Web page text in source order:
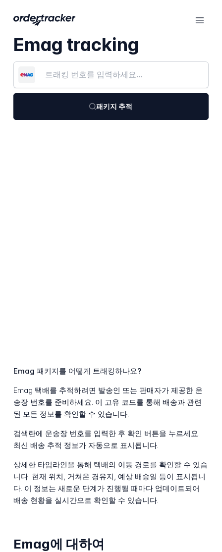
Emag tracking
패키지 추적
Emag 패키지를 어떻게 트래킹하나요?
Emag 택배를 추적하려면 발송인 또는 판매자가 제공한 운
송장 번호를 준비하세요. 이 고유 코드를 통해 배송과 관련
된 모든 정보를 확인할 수 있습니다.
검색란에 운송장 번호를 입력한 후 확인 버튼을 누르세요.
최신 배송 추적 정보가 자동으로 표시됩니다.
상세한 타임라인을 통해 택배의 이동 경로를 확인할 수 있습
니다: 현재 위치, 거쳐온 경유지, 예상 배송일 등이 표시됩니
다. 이 정보는 새로운 단계가 진행될 때마다 업데이트되어
배송 현황을 실시간으로 확인할 수 있습니다.
Emag에 대하여